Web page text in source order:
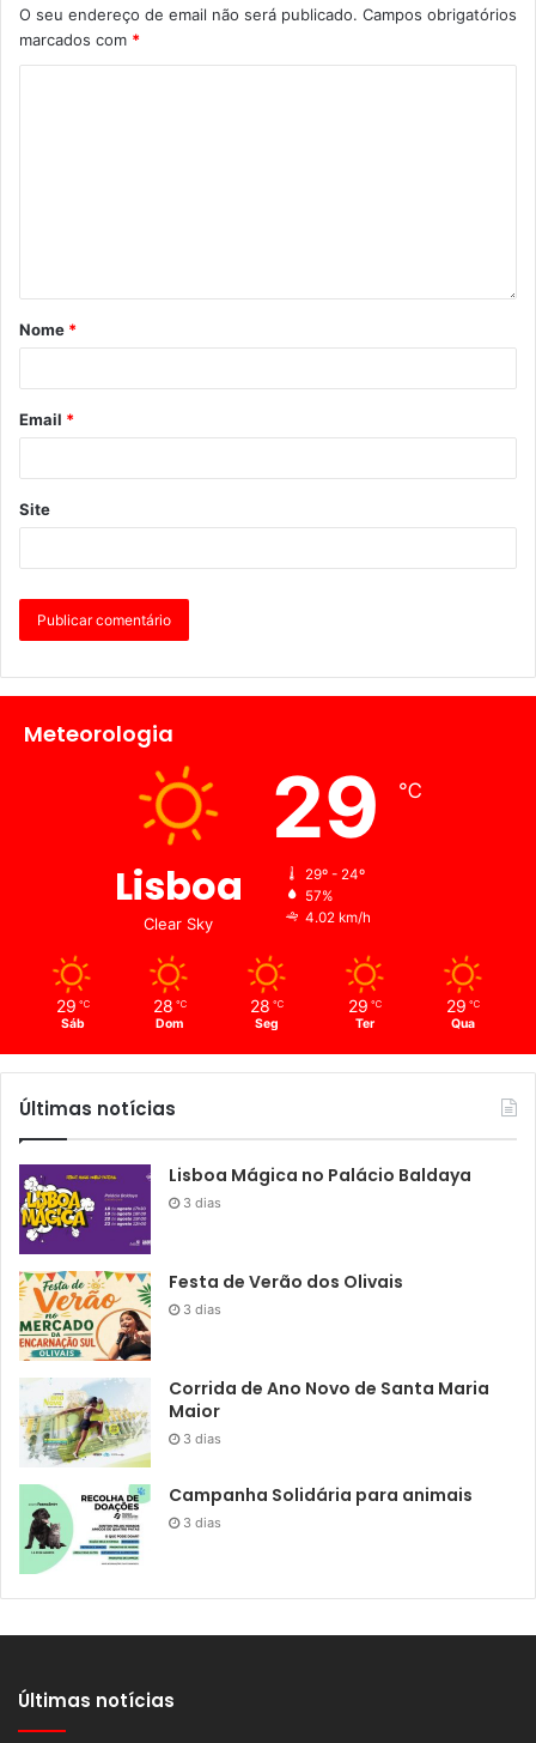
O seu endereço de email não será publicado. Campos obrigatórios
marcados com *
Nome *
Email *
Site
Meteorologia
Lisboa
Clear Sky
29 ℃
29º - 24º
57%
4.02 km/h
29 ℃
Sáb
28 ℃
Dom
28 ℃
Seg
29 ℃
Ter
29 ℃
Qua
Últimas notícias
Lisboa Mágica no Palácio Baldaya
3 dias
Festa de Verão dos Olivais
3 dias
Corrida de Ano Novo de Santa Maria
Maior
3 dias
Campanha Solidária para animais
3 dias
Últimas notícias